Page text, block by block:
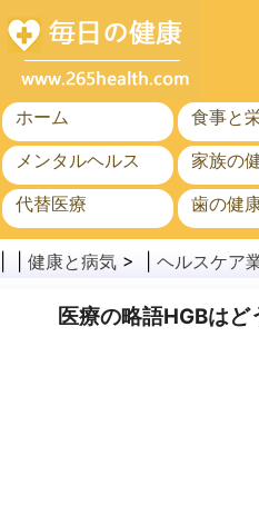
ホーム
食事と
メンタルヘルス
家族の
代替医療
歯の健
がん
公衆衛
健康と病気 > | ヘルスケア
医療の略語HGBはど